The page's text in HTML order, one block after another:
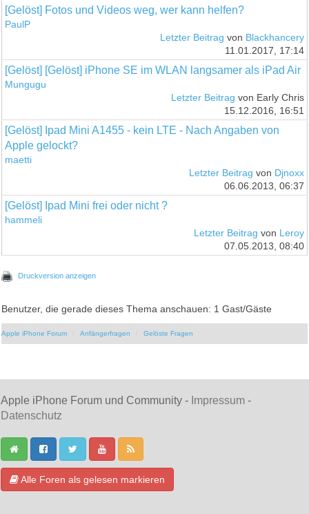
[Gelöst] Fotos und Videos weg, wer kann helfen?
PaulP
Letzter Beitrag von Blackhancery
11.01.2017, 17:14
[Gelöst] [Gelöst] iPhone SE im WLAN langsamer als iPad Air
Mungugu
Letzter Beitrag von Early Chris
15.12.2016, 16:51
[Gelöst] Ipad Mini A1455 - kein LTE - Nach Angaben von
Apple gelockt?
maetti
Letzter Beitrag von Djnoxx
06.06.2013, 06:37
[Gelöst] Ipad Mini frei oder nicht ?
hammeli
Letzter Beitrag von Leroy
07.05.2013, 08:40
Druckversion anzeigen
Benutzer, die gerade dieses Thema anschauen: 1 Gast/Gäste
Apple iPhone Forum Anfängerfragen Gelöste Fragen
Apple iPhone Forum und Community - Impressum -
Datenschutz
Alle Foren als gelesen markieren